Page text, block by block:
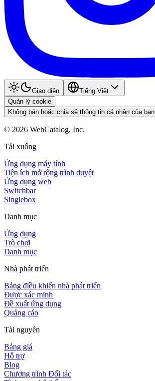
Giao diện
Tiếng Việt
Quản lý cookie
Không bán hoặc chia sẻ thông tin cá nhân của bạn
© 2026 WebCatalog, Inc.
Tải xuống
Ứng dụng máy tính
Tiện ích mở rộng trình duyệt
Ứng dụng web
Switchbar
Singlebox
Danh mục
Ứng dụng
Trò chơi
Danh mục
Nhà phát triển
Bảng điều khiển nhà phát triển
Được xác minh
Đề xuất ứng dụng
Quảng cáo
Tài nguyên
Bảng giá
Hỗ trợ
Blog
Chương trình Đối tác